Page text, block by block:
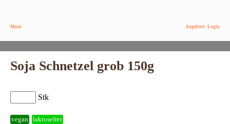
Menü Angebote Login
Soja Schnetzel grob 150g
Stk
vegan laktosefrei